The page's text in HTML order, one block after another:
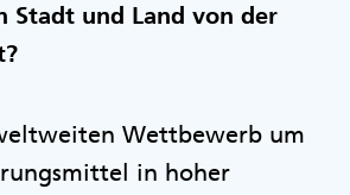
Stadt und Land von der
Wettbewerb um
in hoher